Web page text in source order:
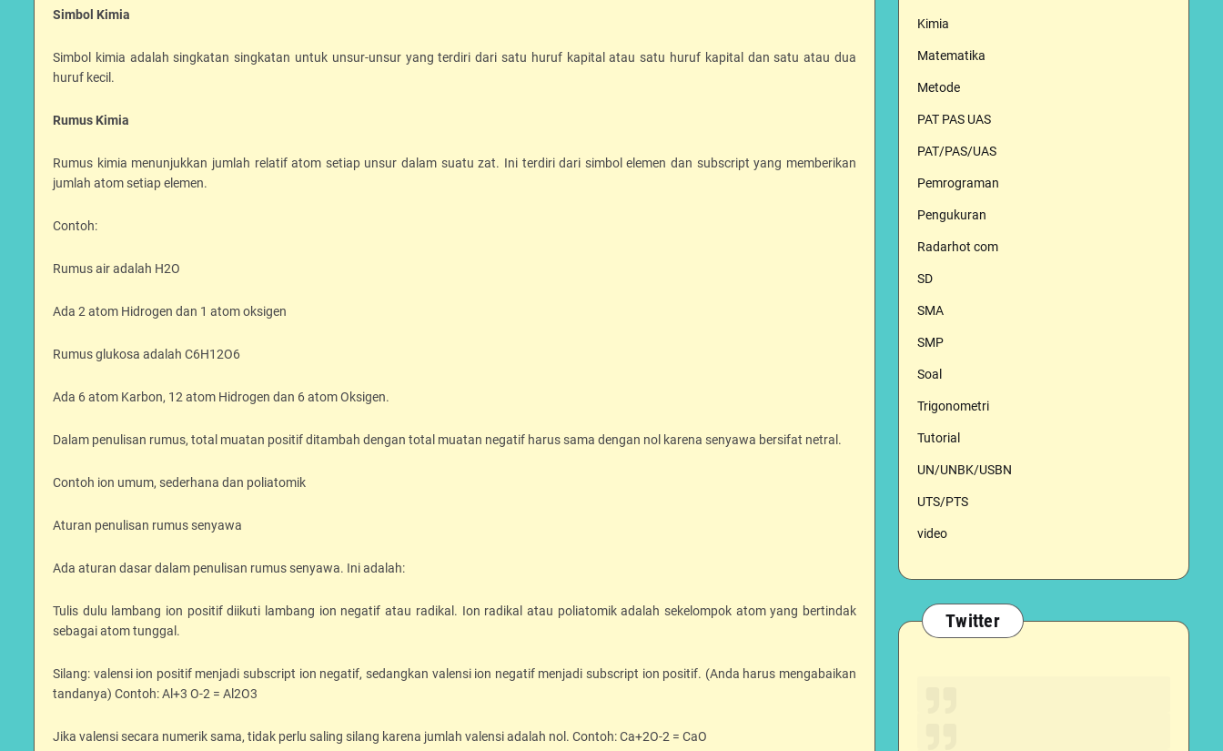
Simbol Kimia
Simbol kimia adalah singkatan singkatan untuk unsur-unsur yang terdiri dari satu huruf kapital atau satu huruf kapital dan satu atau dua
huruf kecil.
Rumus Kimia
Rumus kimia menunjukkan jumlah relatif atom setiap unsur dalam suatu zat. Ini terdiri dari simbol elemen dan subscript yang memberikan
jumlah atom setiap elemen.
Contoh:
Rumus air adalah H2O
Ada 2 atom Hidrogen dan 1 atom oksigen
Rumus glukosa adalah C6H12O6
Ada 6 atom Karbon, 12 atom Hidrogen dan 6 atom Oksigen.
Dalam penulisan rumus, total muatan positif ditambah dengan total muatan negatif harus sama dengan nol karena senyawa bersifat netral.
Contoh ion umum, sederhana dan poliatomik
Aturan penulisan rumus senyawa
Ada aturan dasar dalam penulisan rumus senyawa. Ini adalah:
Tulis dulu lambang ion positif diikuti lambang ion negatif atau radikal. Ion radikal atau poliatomik adalah sekelompok atom yang bertindak
sebagai atom tunggal.
Silang: valensi ion positif menjadi subscript ion negatif, sedangkan valensi ion negatif menjadi subscript ion positif. (Anda harus mengabaikan
tandanya) Contoh: Al+3 O-2 = Al2O3
Jika valensi secara numerik sama, tidak perlu saling silang karena jumlah valensi adalah nol. Contoh: Ca+2O-2 = CaO
Kimia
Matematika
Metode
PAT PAS UAS
PAT/PAS/UAS
Pemrograman
Pengukuran
Radarhot com
SD
SMA
SMP
Soal
Trigonometri
Tutorial
UN/UNBK/USBN
UTS/PTS
video
Twitter